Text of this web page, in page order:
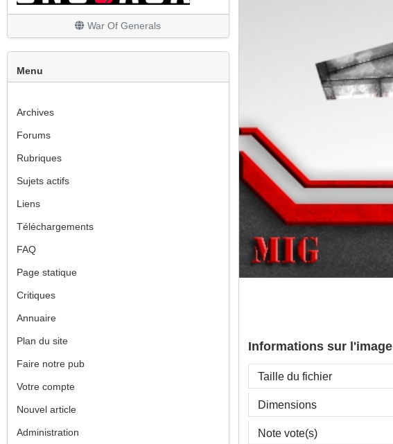
War Of Generals
Menu
Archives
Forums
Rubriques
Sujets actifs
Liens
Téléchargements
FAQ
Page statique
Critiques
Annuaire
Plan du site
Faire notre pub
Votre compte
Nouvel article
Administration
Informations sur l'image
Taille du fichier
Dimensions
Note vote(s)